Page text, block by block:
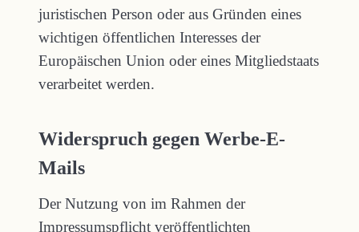
juristischen Person oder aus Gründen eines
wichtigen öffentlichen Interesses der
Europäischen Union oder eines Mitgliedstaats
verarbeitet werden.
Widerspruch gegen Werbe-E-
Mails
Der Nutzung von im Rahmen der
Impressumspflicht veröffentlichten